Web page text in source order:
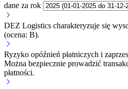
dane za rok
DEZ Logistics charakteryzuje się
(ocena: B).
Ryzyko opóźnień płatniczych i
Można bezpiecznie prowadzić
płatności.